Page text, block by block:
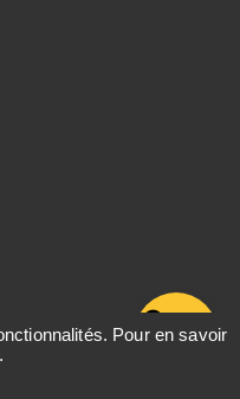
Pour en savoir